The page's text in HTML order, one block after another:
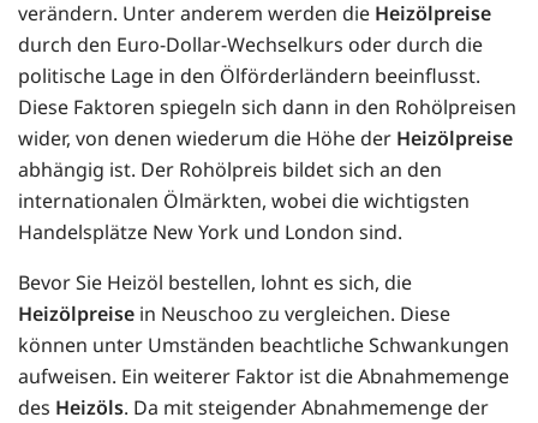
verändern. Unter anderem werden die Heizölpreise
durch den Euro-Dollar-Wechselkurs oder durch die
politische Lage in den Ölförderländern beeinflusst.
Diese Faktoren spiegeln sich dann in den Rohölpreisen
wider, von denen wiederum die Höhe der Heizölpreise
abhängig ist. Der Rohölpreis bildet sich an den
internationalen Ölmärkten, wobei die wichtigsten
Handelsplätze New York und London sind.
Bevor Sie Heizöl bestellen, lohnt es sich, die
Heizölpreise in Neuschoo zu vergleichen. Diese
können unter Umständen beachtliche Schwankungen
aufweisen. Ein weiterer Faktor ist die Abnahmemenge
des Heizöls. Da mit steigender Abnahmemenge der